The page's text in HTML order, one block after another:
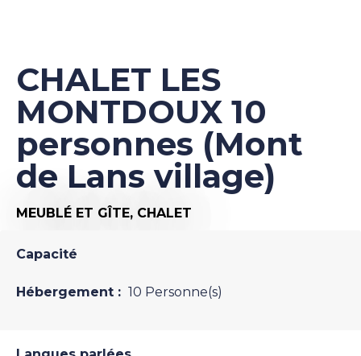
CHALET LES
MONTDOUX 10
personnes (Mont
de Lans village)
MEUBLÉ ET GÎTE, CHALET
Capacité
Hébergement : 10 Personne(s)